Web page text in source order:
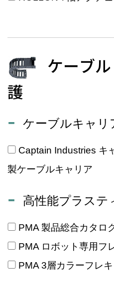
ケーブ
護
ケーブルキャリ
Captain Industries キ
製ケーブルキャリア
高性能プラステ
PMA 製品総合カタロ
PMA ロボット専用フ
PMA 3層カラーフレキ